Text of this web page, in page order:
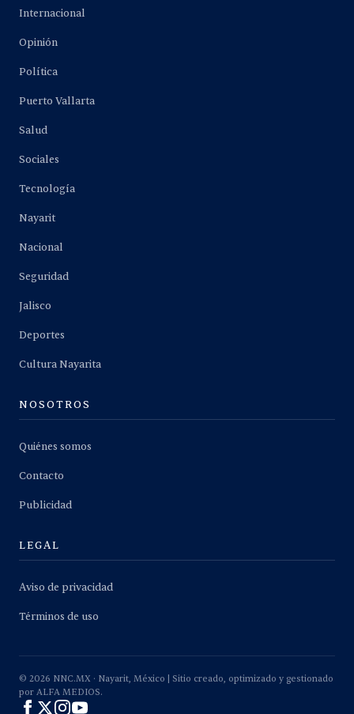
Internacional
Opinión
Política
Puerto Vallarta
Salud
Sociales
Tecnología
Nayarit
Nacional
Seguridad
Jalisco
Deportes
Cultura Nayarita
NOSOTROS
Quiénes somos
Contacto
Publicidad
LEGAL
Aviso de privacidad
Términos de uso
© 2026 NNC.MX · Nayarit, México | Sitio creado, optimizado y gestionado
por ALFA MEDIOS.